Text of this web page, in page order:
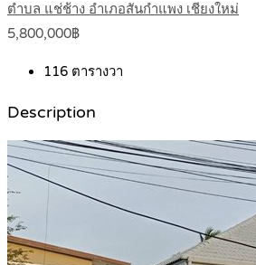
ตำบล แช่ช้าง อำเภอสันกำแพง เชียงใหม่
5,800,000฿
116 ตารางวา
Description